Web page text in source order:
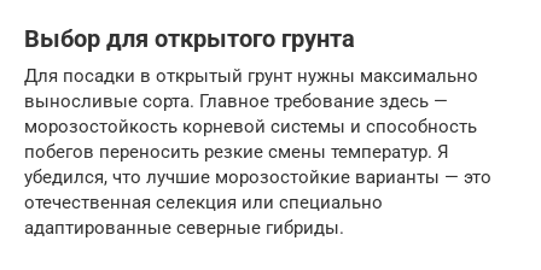
Выбор для открытого грунта
Для посадки в открытый грунт нужны максимально
выносливые сорта. Главное требование здесь —
морозостойкость корневой системы и способность
побегов переносить резкие смены температур. Я
убедился, что лучшие морозостойкие варианты — это
отечественная селекция или специально
адаптированные северные гибриды.